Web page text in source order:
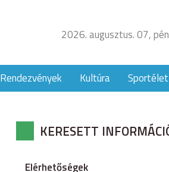
2026. augusztus. 07,
Rendezvények Kultúra Sportélet
KERESETT
Elérhetőségek